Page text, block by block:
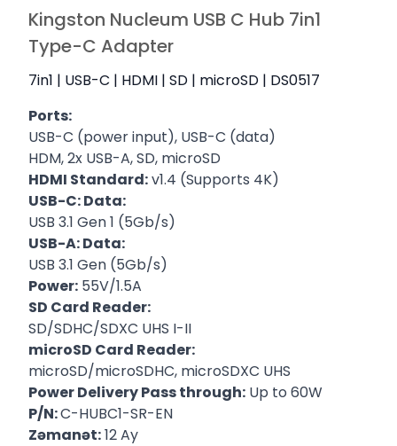
Kingston Nucleum USB C Hub 7in1
Type-C Adapter
7in1 | USB-C | HDMI | SD | microSD | DS0517
Ports:
USB-C (power input), USB-C (data)
HDM, 2x USB-A, SD, microSD
HDMI Standard:v1.4 (Supports 4K)
USB-C: Data:
USB 3.1 Gen 1 (5Gb/s)
USB-A: Data:
USB 3.1 Gen (5Gb/s)
Power: 55V/1.5A
SD Card Reader:
SD/SDHC/SDXC UHS I-II
microSD Card Reader:
microSD/microSDHC, microSDXC UHS
Power Delivery Pass through: Up to 60W
P/N:C-HUBC1-SR-EN
Zəmanət:12 Ay